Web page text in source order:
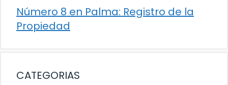
Número 8 en Palma: Registro de la
Propiedad
CATEGORIAS